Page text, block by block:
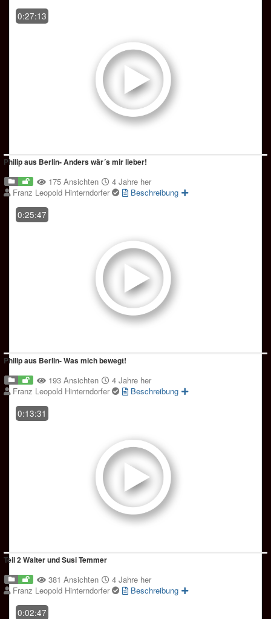
0:27:13
Philip aus Berlin- Anders wär´s mir lieber!
175 Ansichten
4 Jahre her
Franz Leopold Hinterndorfer
Beschreibung
0:25:47
Philip aus Berlin- Was mich bewegt!
193 Ansichten
4 Jahre her
Franz Leopold Hinterndorfer
Beschreibung
0:13:31
Teil 2 Walter und Susi Temmer
381 Ansichten
4 Jahre her
Franz Leopold Hinterndorfer
Beschreibung
0:02:47